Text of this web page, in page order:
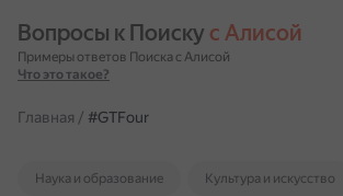
Вопросы к Поиску с Алисой
Примеры ответов Поиска с Алисой
Что это такое?
Главная / #GTFour
Наука и образование Культура и искусство